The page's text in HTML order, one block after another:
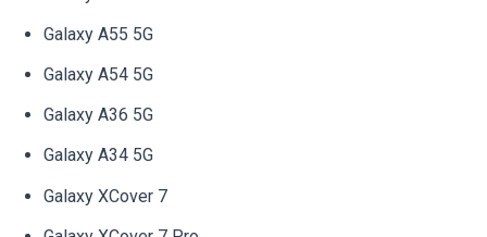
Galaxy A55 5G
Galaxy A54 5G
Galaxy A36 5G
Galaxy A34 5G
Galaxy XCover 7